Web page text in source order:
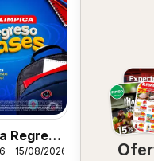
Regreso
- 15/08/2026